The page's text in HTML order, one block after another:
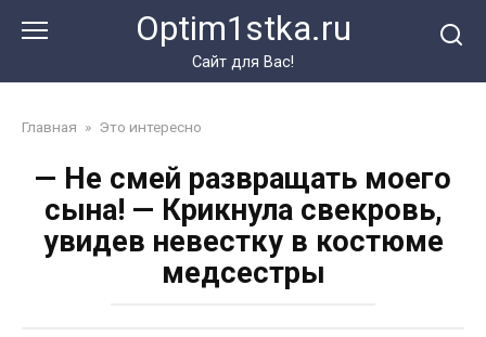
Optim1stka.ru
Сайт для Вас!
Главная » Это интересно
— Не смей развращать моего
сына! — Крикнула свекровь,
увидев невестку в костюме
медсестры